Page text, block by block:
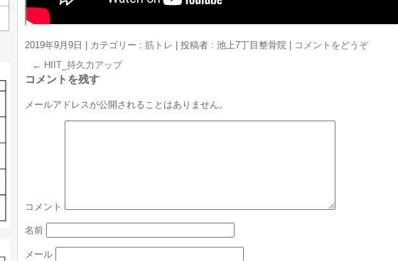
2019年9月9日 カテゴリー : 筋トレ 投稿者 : 池上7丁目整骨院
コメントをどうぞ
← HIIT_持久力アップ
コメントを残す
メールアドレスが公開されることはありません。
コメント
名前
メール